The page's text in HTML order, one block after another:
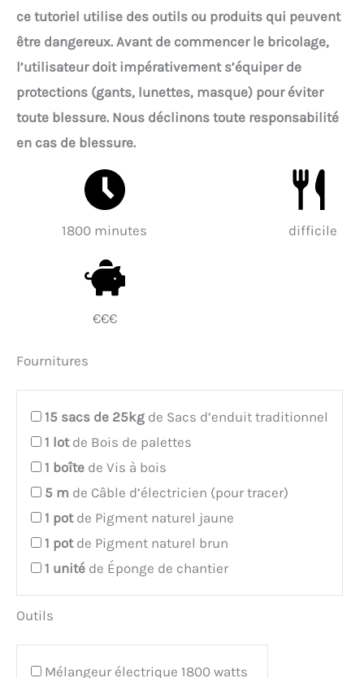
ce tutoriel utilise des outils ou produits qui peuvent
être dangereux. Avant de commencer le bricolage,
l’utilisateur doit impérativement s’équiper de
protections (gants, lunettes, masque) pour éviter
toute blessure. Nous déclinons toute responsabilité
en cas de blessure.
1800 minutes difficile
€€€
Fournitures
15 sacs de 25kg de Sacs d’enduit traditionnel
1 lotde Bois de palettes
1 boîte de Vis à bois
5 m de Câble d’électricien (pour tracer)
1 potde Pigment naturel jaune
1 potde Pigment naturel brun
1 unité de Éponge de chantier
Outils
Mélangeur électrique 1800 watts